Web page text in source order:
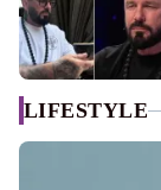
LIFESTYLE